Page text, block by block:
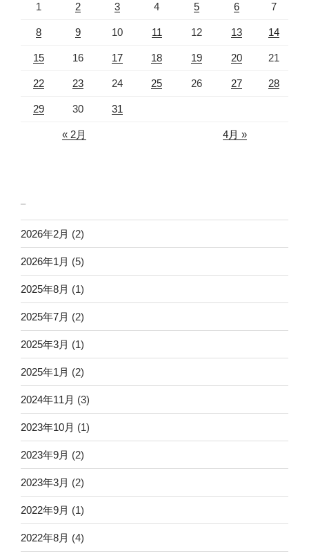
1 2 3 4 5 6 7
8 9 10 11 12 13 14
15 16 17 18 19 20 21
22 23 24 25 26 27 28
29 30 31
« 2月 4月 »
2026年2月 (2)
2026年1月 (5)
2025年8月 (1)
2025年7月 (2)
2025年3月 (1)
2025年1月 (2)
2024年11月 (3)
2023年10月 (1)
2023年9月 (2)
2023年3月 (2)
2022年9月 (1)
2022年8月 (4)